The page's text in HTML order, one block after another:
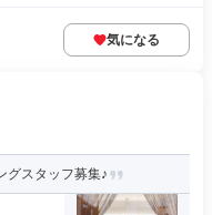
気になる
グスタッフ募集♪